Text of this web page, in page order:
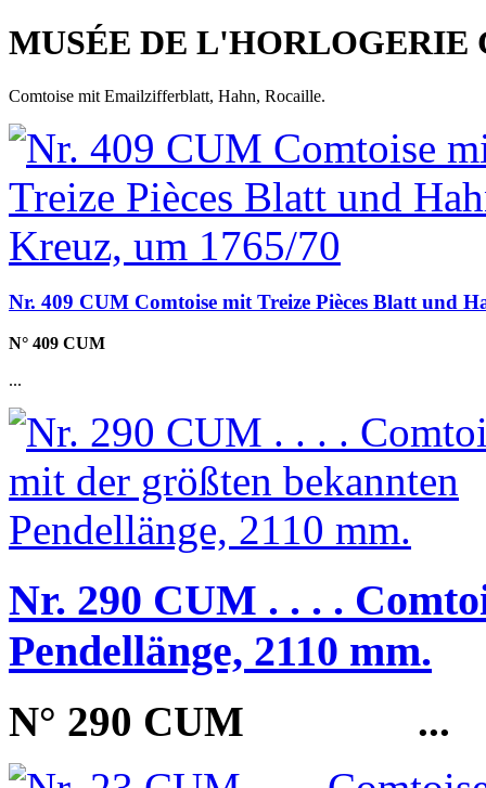
MUSÉE DE L'HORLOGERIE
Comtoise mit Emailzifferblatt, Hahn, Rocaille.
Nr. 409 CUM Comtoise mit Treize Pièces Blatt und
N° 409 CUM
...
Nr. 290 CUM . . . .
Pendellänge, 2110 mm.
N° 290 CUM ...